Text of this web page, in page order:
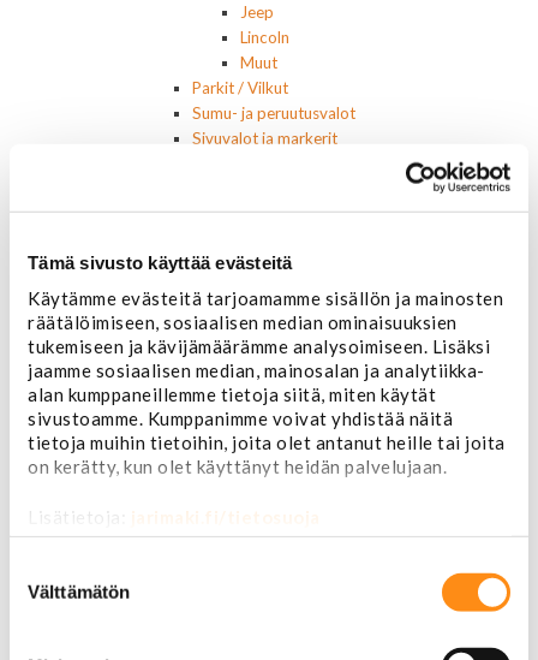
Tämä sivusto käyttää evästeitä
Käytämme evästeitä tarjoamamme sisällön ja mainosten
räätälöimiseen, sosiaalisen median ominaisuuksien
tukemiseen ja kävijämäärämme analysoimiseen. Lisäksi
jaamme sosiaalisen median, mainosalan ja analytiikka-
alan kumppaneillemme tietoja siitä, miten käytät
sivustoamme. Kumppanimme voivat yhdistää näitä
tietoja muihin tietoihin, joita olet antanut heille tai joita
on kerätty, kun olet käyttänyt heidän palvelujaan.
Lisätietoja: jarimaki.fi/tietosuoja
valinta
Välttämätön
Jeep
Lincoln
Muut
Parkit / Vilkut
Sumu- ja peruutusvalot
Sivuvalot ja markerit
Akut
Laturit ja laturin osat
Laturit
Laturin osat
Lämmitys ja ilmastointi
Etuvastukset
Kennot
Kompressorit ja osat
Käyttöpaneelit / kytkimet
Moottorit
Muut
Ohjainlaitteet